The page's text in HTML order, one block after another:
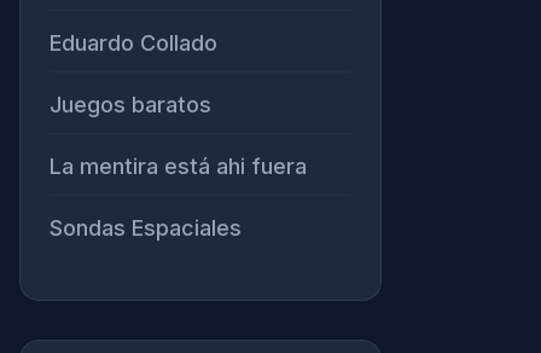
Eduardo Collado
Juegos baratos
La mentira está ahi fuera
Sondas Espaciales